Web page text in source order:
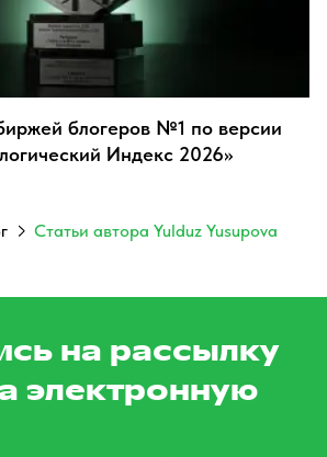
блогеров №1 по версии
Индекс 2026»
Статьи автора Yulduz Yusupova
на рассылку
электронную